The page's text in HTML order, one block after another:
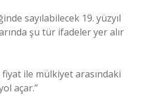
sayılabilecek 19. yüzyıl
şu tür ifadeler yer alır
ile mülkiyet arasındaki
açar.”